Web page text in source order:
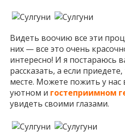
Видеть воочию все эти
них — все это очень
интересно! И я постараюсь
рассказать, а если
месте. Можете пожить у
уютном и гостеприимном
увидеть своими глазами.